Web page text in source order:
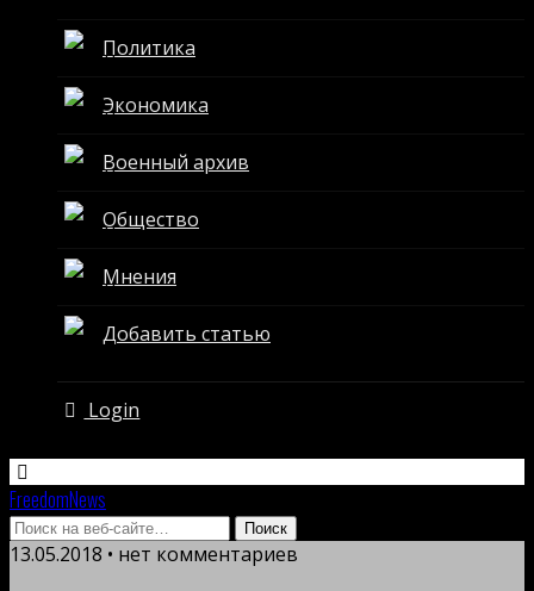
Политика
Экономика
Военный архив
Общество
Мнения
Добавить статью
Login
FreedomNews
13.05.2018 • нет комментариев